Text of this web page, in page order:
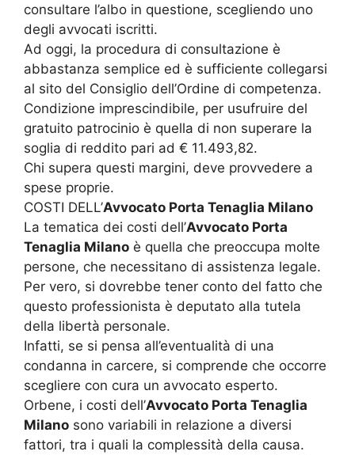
consultare l’albo in questione, scegliendo uno
degli avvocati iscritti.
Ad oggi, la procedura di consultazione è
abbastanza semplice ed è sufficiente collegarsi
al sito del Consiglio dell’Ordine di competenza.
Condizione imprescindibile, per usufruire del
gratuito patrocinio è quella di non superare la
soglia di reddito pari ad € 11.493,82.
Chi supera questi margini, deve provvedere a
spese proprie.
COSTI DELL’Avvocato Porta Tenaglia Milano
La tematica dei costi dell’Avvocato Porta
Tenaglia Milano è quella che preoccupa molte
persone, che necessitano di assistenza legale.
Per vero, si dovrebbe tener conto del fatto che
questo professionista è deputato alla tutela
della libertà personale.
Infatti, se si pensa all’eventualità di una
condanna in carcere, si comprende che occorre
scegliere con cura un avvocato esperto.
Orbene, i costi dell’Avvocato Porta Tenaglia
Milano sono variabili in relazione a diversi
fattori, tra i quali la complessità della causa.